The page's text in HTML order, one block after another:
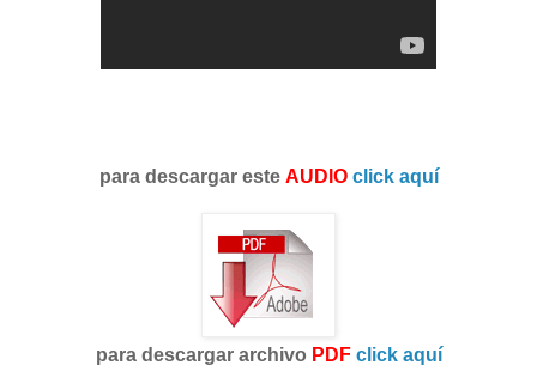
para descargar este AUDIO click aquí
para descargar archivo PDF click aquí